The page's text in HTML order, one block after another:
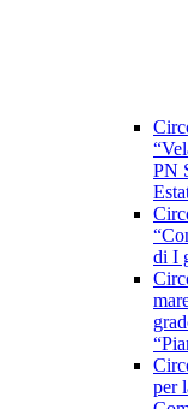
PN
di I
per